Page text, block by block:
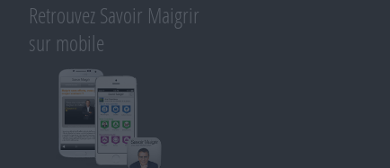
Retrouvez Savoir Maigrir
sur mobile